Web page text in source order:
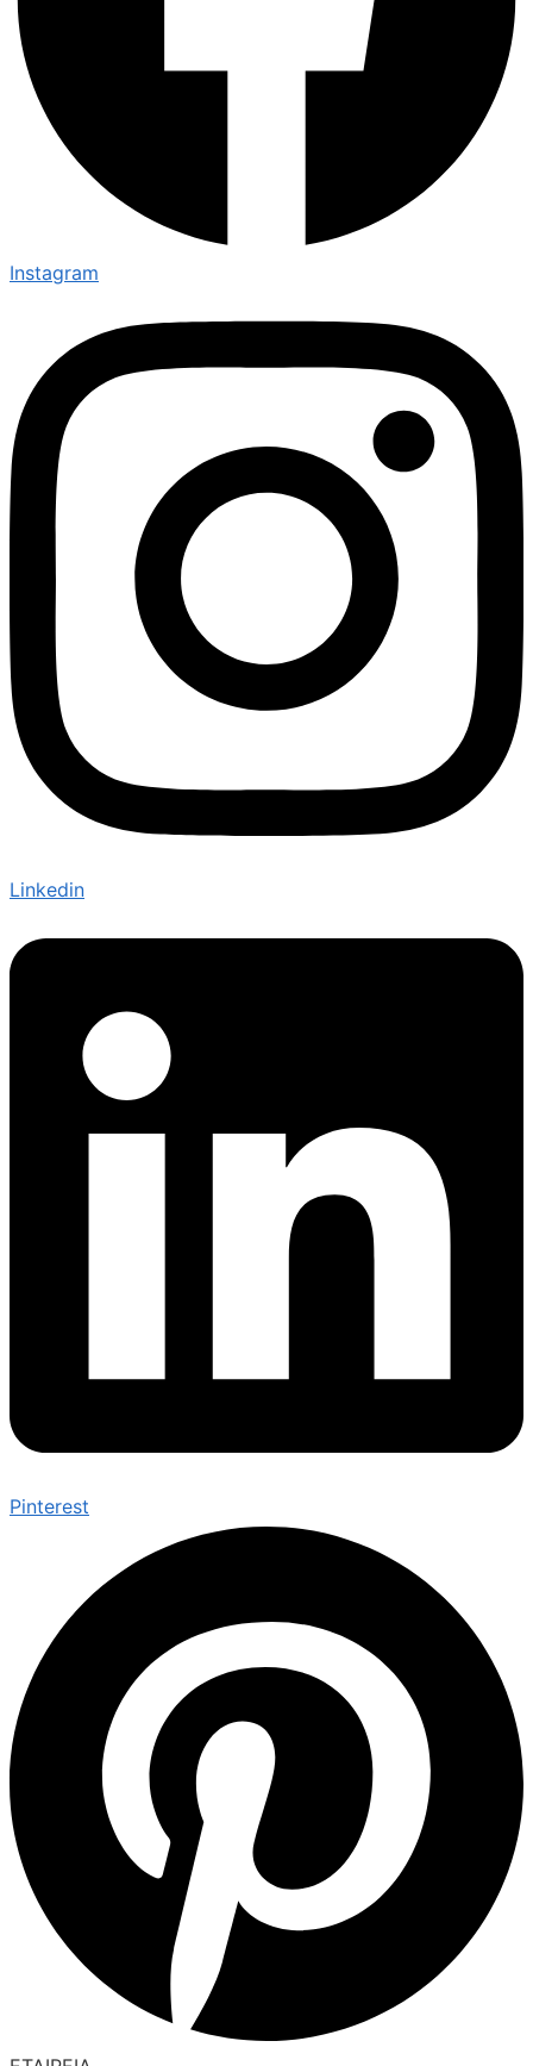
Instagram
Linkedin
Pinterest